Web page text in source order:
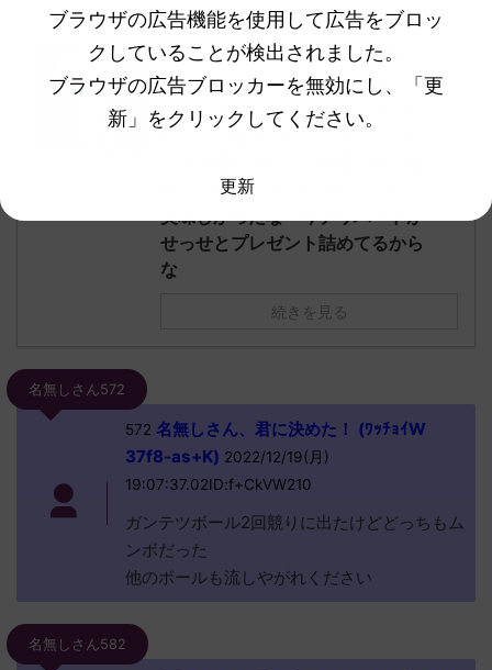
他の人気記事もチェック！
【ポケ
モンSV】デリバードイベントに期
待大！みんなのコメントをまとめ
初のクリスマスのときがめっちゃ
美味しかったな 今デリバードが
せっせとプレゼント詰めてるから
な
続きを見る
名無しさん572
572 名無しさん、君に決めた！ (ﾜｯﾁｮｲW
37f8-as+K) 2022/12/19(月)
19:07:37.02ID:f+CkVW210
ガンテツボール2回競りに出たけどどっちもム
ンボだった
他のボールも流しやがれください
名無しさん582
ブラウザの広告機能を使用して広告をブロッ
クしていることが検出されました。
ブラウザの広告ブロッカーを無効にし、「更
新」をクリックしてください。
更新